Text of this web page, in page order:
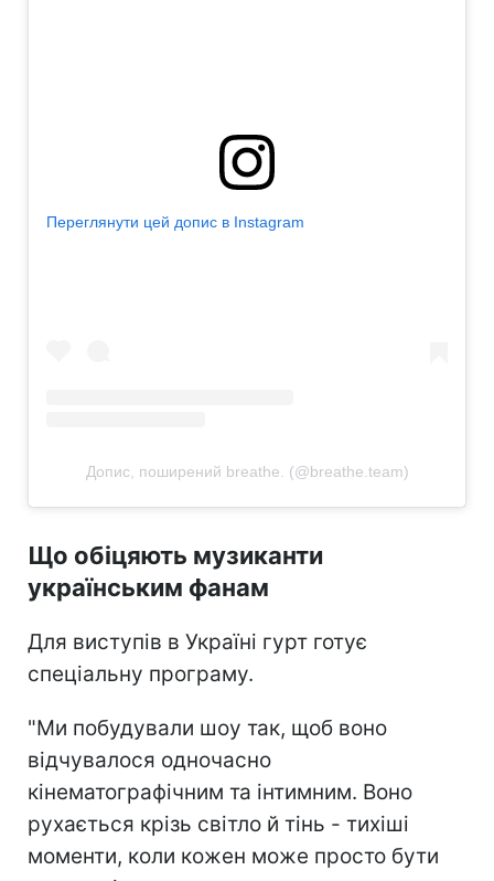
Переглянути цей допис в Instagram
Допис, поширений breathe. (@breathe.team)
Що обіцяють музиканти
українським фанам
Для виступів в Україні гурт готує
спеціальну програму.
"Ми побудували шоу так, щоб воно
відчувалося одночасно
кінематографічним та інтимним. Воно
рухається крізь світло й тінь - тихіші
моменти, коли кожен може просто бути